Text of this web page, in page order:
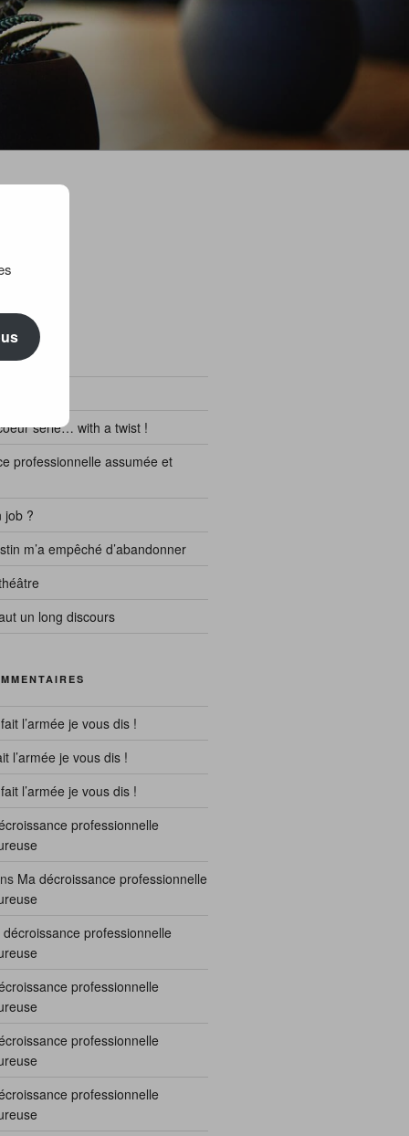
Maillard
série… with a twist !
professionnelle assumée et
job ?
m’a empêché d’abandonner
un long discours
fait l’armée je vous dis !
l’armée je vous dis !
fait l’armée je vous dis !
professionnelle
Ma décroissance professionnelle
professionnelle
professionnelle
professionnelle
professionnelle